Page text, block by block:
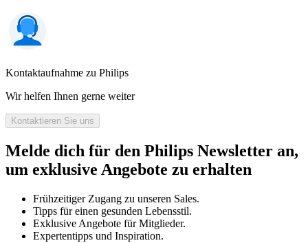
Kontaktaufnahme zu Philips
Wir helfen Ihnen gerne weiter
Kontaktieren Sie uns
Melde dich für den Philips Newsletter an,
um exklusive Angebote zu erhalten
Frühzeitiger Zugang zu unseren Sales.
Tipps für einen gesunden Lebensstil.
Exklusive Angebote für Mitglieder.
Expertentipps und Inspiration.